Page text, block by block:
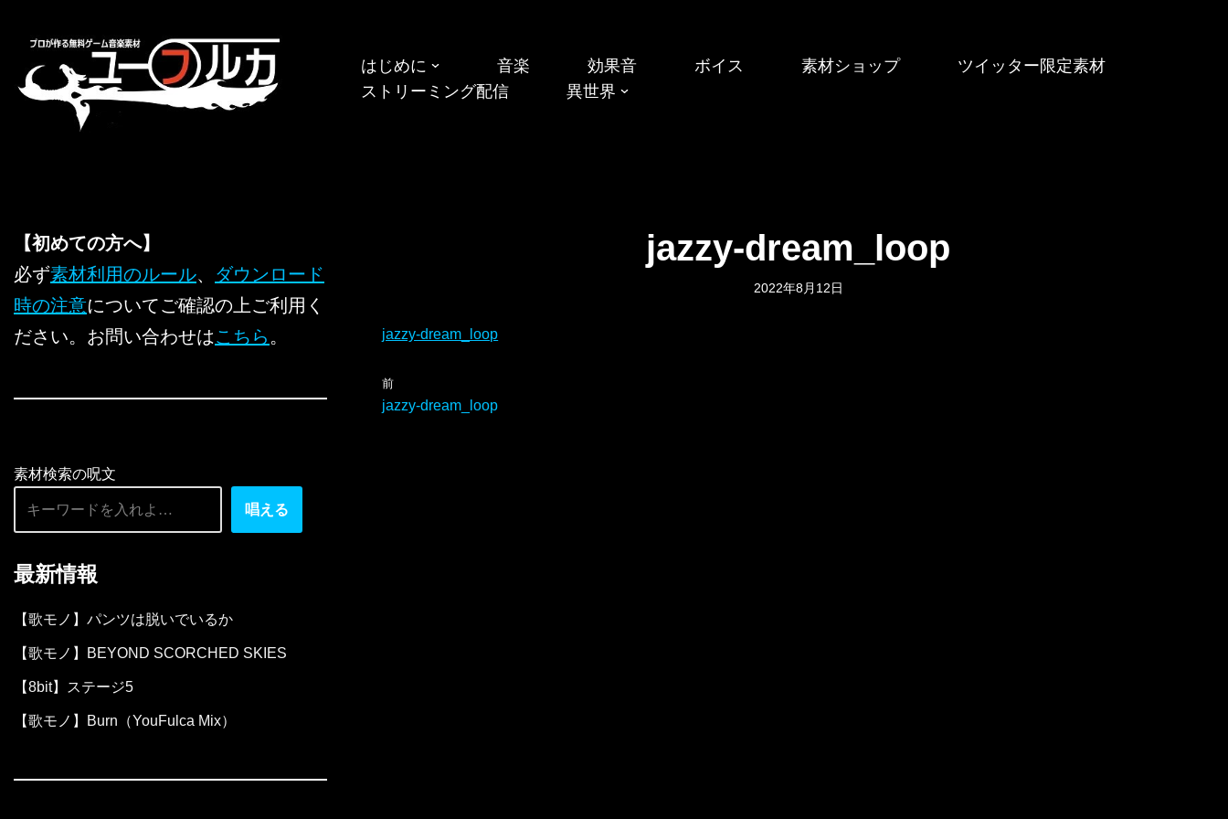
ン
テ
ッ
プ
はじめに 音楽 効果音 ボイス 素材ショップ
ツイッター限定素材
ストリーミング配信
異世界
【初めての方へ】
必ず素材利用のルール、 ダウンロード
時の注意についてご確認の上ご利用く
ださい。お問い合わせはこちら 。
素材検索の呪文
唱える
最新情報
【歌モノ】パンツは脱いでいるか
【歌モノ】BEYOND SCORCHED SKIES
【8bit】ステージ5
【歌モノ】Burn（YouFulca Mix）
jazzy-dream_loop
2022年8月12日
jazzy-dream_loop
前
jazzy-dream_loop